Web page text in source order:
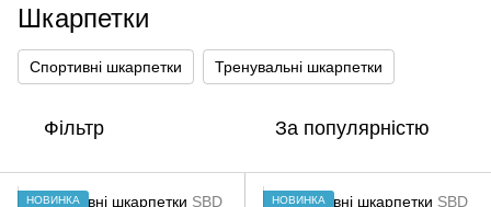
Шкарпетки
Спортивні шкарпетки Тренувальні шкарпетки
Фільтр За популярністю
НОВИНКА НОВИНКА